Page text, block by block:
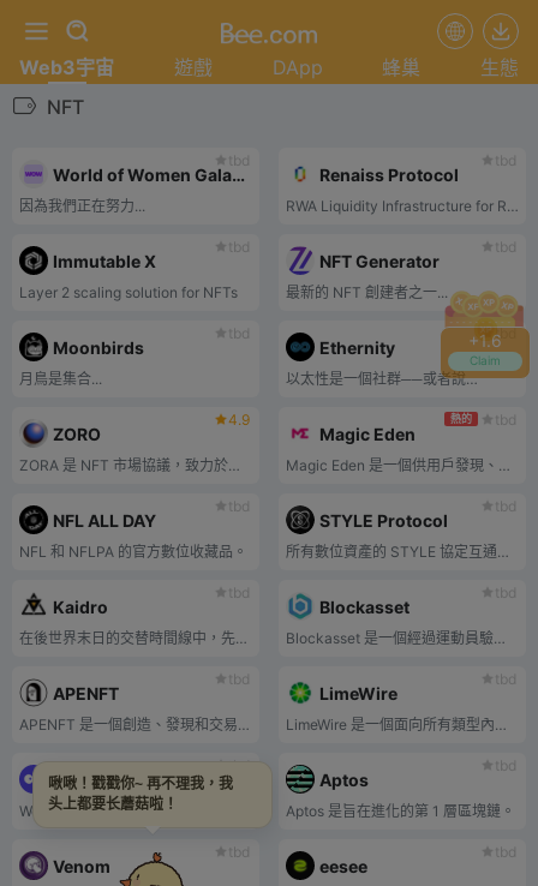
+1.8
Claim
Web3宇宙 遊戲 DApp 蜂巢
生態
NFT
tbd
World of Women Galaxy
因為我們正在努力...
tbd
Renaiss Protocol
RWA Liquidity Infrastructure for Real-world Collectibles
tbd
Immutable X
Layer 2 scaling solution for NFTs
tbd
NFT Generator
最新的 NFT 創建者之一...
tbd
Moonbirds
月鳥是集合...
tbd
Ethernity
以太性是一個社群──或者說…
4.9
ZORO
ZORA 是 NFT 市場協議，致力於透過支援 NFT 的創建、管理和收集，為創作者打造新範式。 ZORA 讓人們能夠圍繞自己的工作建立自己的市場。 ZORA 相信，為創作者和社群建立一個更公平的系統將從根本上重新發現網路的力量。
熱的 tbd
Magic Eden
Magic Eden 是一個供用戶發現、交易和創建 NFT 的 NFT 市場。
tbd
NFL ALL DAY
NFL 和 NFLPA 的官方數位收藏品。
tbd
STYLE Protocol
所有數位資產的 STYLE 協定互通性。使用 $STYLE 進行遊戲、Metaverse、社群媒體和虛擬環境。
tbd
Kaidro
在後世界末日的交替時間線中，先進的漂浮城市的技術官僚與荒原上精神上嫻熟的外地人正在交戰。
tbd
Blockasset
Blockasset 是一個經過運動員驗證的代幣平台，讓粉絲、品牌和運動員能夠透過尖端的 Web3 社交技術進行聯繫。
tbd
APENFT
APENFT 是一個創造、發現和交易 NFT 的市場。
tbd
LimeWire
LimeWire 是一個面向所有類型內容創作者的平台，從新人音樂藝術家和攝影師一直到世界知名的創意品牌。
tbd
Pop Social
tbd
Aptos
Aptos 是旨在進化的第 1 層區塊鏈。⁣
tbd
Venom
tbd
eesee
啾啾！戳戳你~ 再不理我，我
头上都要长蘑菇啦！